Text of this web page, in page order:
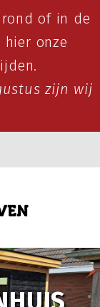
of in de
hier onze
zijn wij